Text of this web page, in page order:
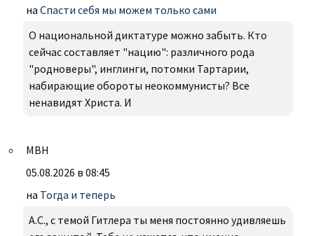
на Спасти себя мы можем только сами
О национальной диктатуре можно забыть. Кто
сейчас составляет "нацию": различного рода
"родноверы", инглинги, потомки Тартарии,
набирающие обороты неокоммунисты? Все
ненавидят Христа. И
МВН
05.08.2026 в 08:45
на Тогда и теперь
А.С., с темой Гитлера ты меня постоянно удивляешь